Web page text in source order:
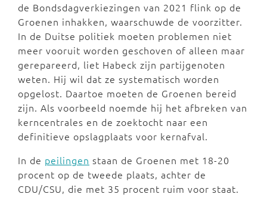
de Bondsdagverkiezingen van 2021 flink op de
Groenen inhakken, waarschuwde de voorzitter.
In de Duitse politiek moeten problemen niet
meer vooruit worden geschoven of alleen maar
gerepareerd, liet Habeck zijn partijgenoten
weten. Hij wil dat ze systematisch worden
opgelost. Daartoe moeten de Groenen bereid
zijn. Als voorbeeld noemde hij het afbreken van
kerncentrales en de zoektocht naar een
definitieve opslagplaats voor kernafval.
In de peilingen staan de Groenen met 18-20
procent op de tweede plaats, achter de
CDU/CSU, die met 35 procent ruim voor staat.